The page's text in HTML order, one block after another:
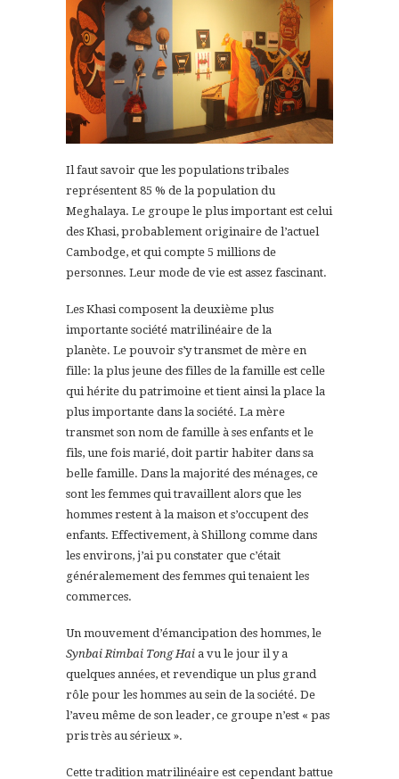
Il faut savoir que les populations tribales
représentent 85 % de la population du
Meghalaya. Le groupe le plus important est celui
des Khasi, probablement originaire de l’actuel
Cambodge, et qui compte 5 millions de
personnes. Leur mode de vie est assez fascinant.
Les Khasi composent la deuxième plus
importante société matrilinéaire de la
planète. Le pouvoir s’y transmet de mère en
fille: la plus jeune des filles de la famille est celle
qui hérite du patrimoine et tient ainsi la place la
plus importante dans la société. La mère
transmet son nom de famille à ses enfants et le
fils, une fois marié, doit partir habiter dans sa
belle famille. Dans la majorité des ménages, ce
sont les femmes qui travaillent alors que les
hommes restent à la maison et s’occupent des
enfants. Effectivement, à Shillong comme dans
les environs, j’ai pu constater que c’était
généralemement des femmes qui tenaient les
commerces.
Un mouvement d’émancipation des hommes, le
Synbai Rimbai Tong Hai a vu le jour il y a
quelques années, et revendique un plus grand
rôle pour les hommes au sein de la société. De
l’aveu même de son leader, ce groupe n’est « pas
pris très au sérieux ».
Cette tradition matrilinéaire est cependant battue